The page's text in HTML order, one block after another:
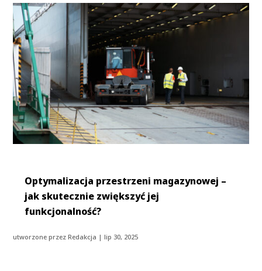
Optymalizacja przestrzeni magazynowej –
jak skutecznie zwiększyć jej
funkcjonalność?
utworzone przezRedakcja |lip 30, 2025